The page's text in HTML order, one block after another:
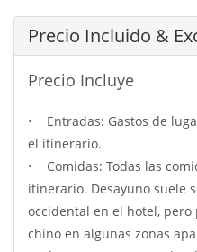
Precio Incluido &
Precio Incluye
• Entradas: Gastos de
el itinerario.
• Comidas: Todas las
itinerario. Desayuno suele
occidental en el hotel,
chino en algunas zonas